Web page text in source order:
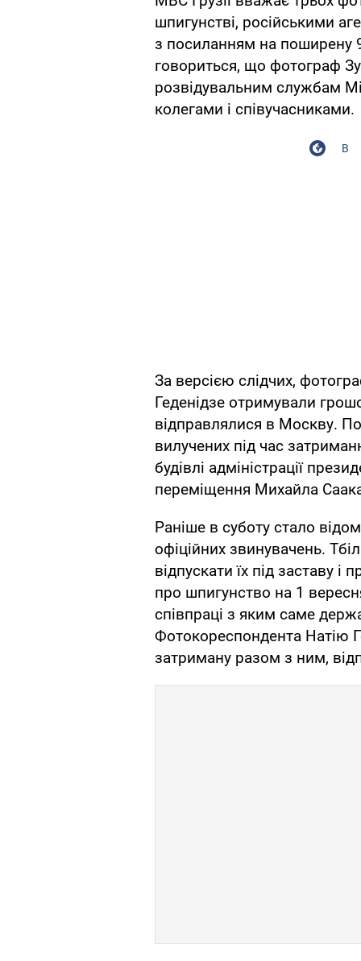
шпигунстві, російськими
з посиланням на поширену
говориться, що фотограф
розвідувальним службам
колегами і співучасниками.
За версією слідчих,
Геденідзе отримували
відправлялися в Москву.
вилучених під час
будівлі адміністрації
переміщення Михайла
Раніше в суботу стало
офіційних звинувачень.
відпускати їх під заставу і
про шпигунство на 1
співпраці з яким саме
Фотокореспондента Натію
затриману разом з ним,